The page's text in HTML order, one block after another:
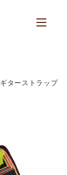
ギターストラップ